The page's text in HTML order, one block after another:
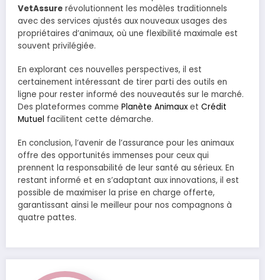
VetAssure révolutionnent les modèles traditionnels
avec des services ajustés aux nouveaux usages des
propriétaires d’animaux, où une flexibilité maximale est
souvent privilégiée.
En explorant ces nouvelles perspectives, il est
certainement intéressant de tirer parti des outils en
ligne pour rester informé des nouveautés sur le marché.
Des plateformes comme Planète Animaux et Crédit
Mutuel facilitent cette démarche.
En conclusion, l’avenir de l’assurance pour les animaux
offre des opportunités immenses pour ceux qui
prennent la responsabilité de leur santé au sérieux. En
restant informé et en s’adaptant aux innovations, il est
possible de maximiser la prise en charge offerte,
garantissant ainsi le meilleur pour nos compagnons à
quatre pattes.